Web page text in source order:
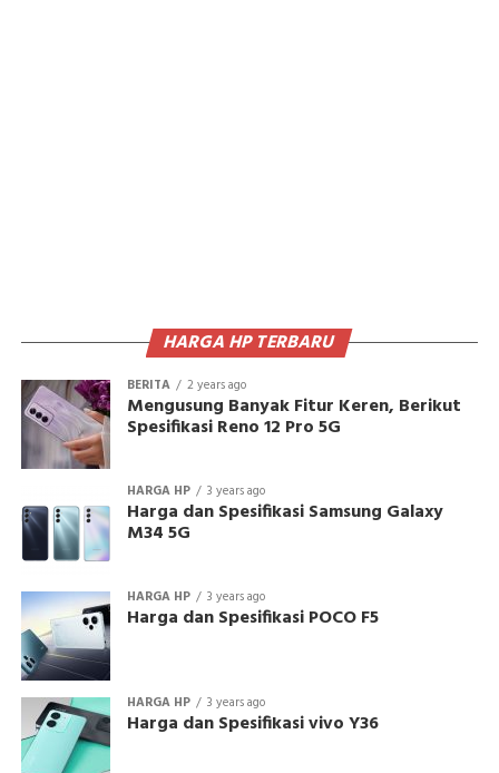
HARGA HP TERBARU
BERITA 2 years ago
Mengusung Banyak Fitur Keren, Berikut
Spesifikasi Reno 12 Pro 5G
HARGA HP 3 years ago
Harga dan Spesifikasi Samsung Galaxy
M34 5G
HARGA HP 3 years ago
Harga dan Spesifikasi POCO F5
HARGA HP 3 years ago
Harga dan Spesifikasi vivo Y36